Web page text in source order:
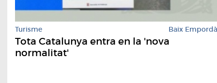
Turisme Baix Empordà
Tota Catalunya entra en la 'nova
normalitat'